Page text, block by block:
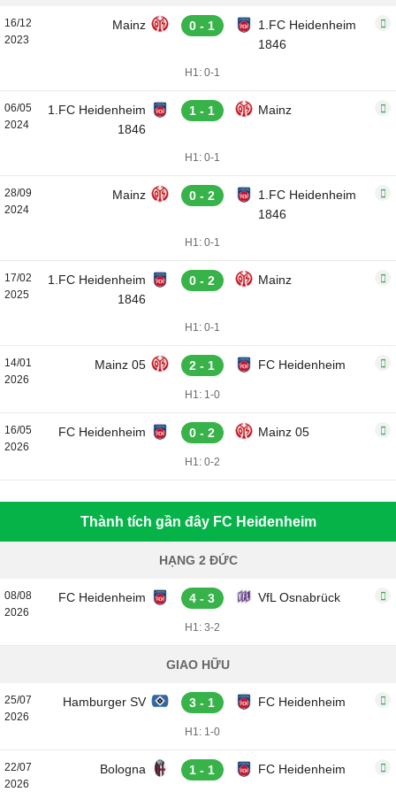
16/12
2023
Mainz 0 - 1
1.FC Heidenheim
1846
H1: 0-1
06/05
2024
1.FC Heidenheim
1846
1 - 1 Mainz
H1: 0-1
28/09
2024
Mainz 0 - 2
1.FC Heidenheim
1846
H1: 0-1
17/02
2025
1.FC Heidenheim
1846
0 - 2 Mainz
H1: 0-1
14/01
2026
Mainz 05 2 - 1 FC Heidenheim
H1: 1-0
16/05
2026
FC Heidenheim 0 - 2 Mainz 05
H1: 0-2
Thành tích gần đây FC Heidenheim
HẠNG 2 ĐỨC
08/08
2026
FC Heidenheim 4 - 3 VfL Osnabrück
H1: 3-2
GIAO HỮU
25/07
2026
Hamburger SV 3 - 1 FC Heidenheim
H1: 1-0
22/07
2026
Bologna 1 - 1 FC Heidenheim